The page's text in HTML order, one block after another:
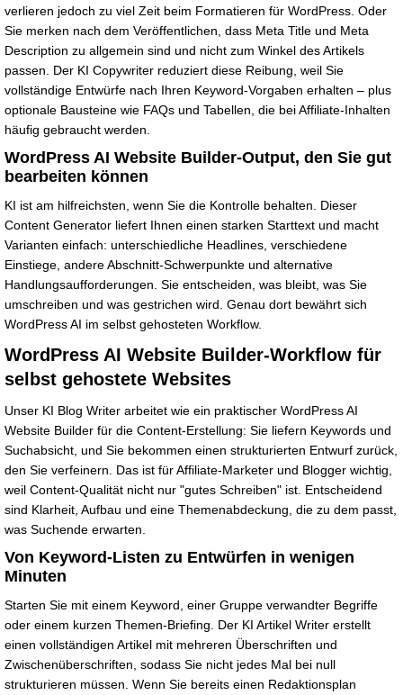
verlieren jedoch zu viel Zeit beim Formatieren für WordPress. Oder
Sie merken nach dem Veröffentlichen, dass Meta Title und Meta
Description zu allgemein sind und nicht zum Winkel des Artikels
passen. Der KI Copywriter reduziert diese Reibung, weil Sie
vollständige Entwürfe nach Ihren Keyword-Vorgaben erhalten – plus
optionale Bausteine wie FAQs und Tabellen, die bei Affiliate-Inhalten
häufig gebraucht werden.
WordPress AI Website Builder-Output, den Sie gut
bearbeiten können
KI ist am hilfreichsten, wenn Sie die Kontrolle behalten. Dieser
Content Generator liefert Ihnen einen starken Starttext und macht
Varianten einfach: unterschiedliche Headlines, verschiedene
Einstiege, andere Abschnitt-Schwerpunkte und alternative
Handlungsaufforderungen. Sie entscheiden, was bleibt, was Sie
umschreiben und was gestrichen wird. Genau dort bewährt sich
WordPress AI im selbst gehosteten Workflow.
WordPress AI Website Builder-Workflow für
selbst gehostete Websites
Unser KI Blog Writer arbeitet wie ein praktischer WordPress AI
Website Builder für die Content-Erstellung: Sie liefern Keywords und
Suchabsicht, und Sie bekommen einen strukturierten Entwurf zurück,
den Sie verfeinern. Das ist für Affiliate-Marketer und Blogger wichtig,
weil Content-Qualität nicht nur "gutes Schreiben" ist. Entscheidend
sind Klarheit, Aufbau und eine Themenabdeckung, die zu dem passt,
was Suchende erwarten.
Von Keyword-Listen zu Entwürfen in wenigen
Minuten
Starten Sie mit einem Keyword, einer Gruppe verwandter Begriffe
oder einem kurzen Themen-Briefing. Der KI Artikel Writer erstellt
einen vollständigen Artikel mit mehreren Überschriften und
Zwischenüberschriften, sodass Sie nicht jedes Mal bei null
strukturieren müssen. Wenn Sie bereits einen Redaktionsplan